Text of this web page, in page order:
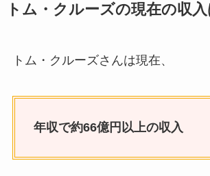
トム・クルーズの現在の収入
トム・クルーズさんは現在、
年収で約66億円以上の収入